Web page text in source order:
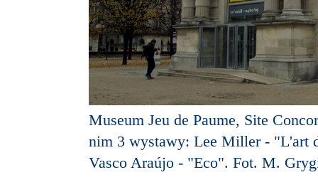
Museum Jeu de Paume, Site
nim 3 wystawy: Lee Miller - "L'art
Vasco Araújo - "Eco". Fot. M.